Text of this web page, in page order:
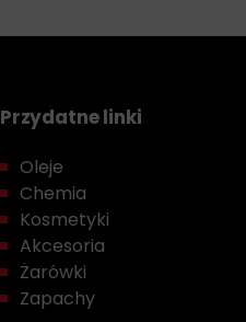
Przydatne linki
Oleje
Chemia
Kosmetyki
Akcesoria
Żarówki
Zapachy